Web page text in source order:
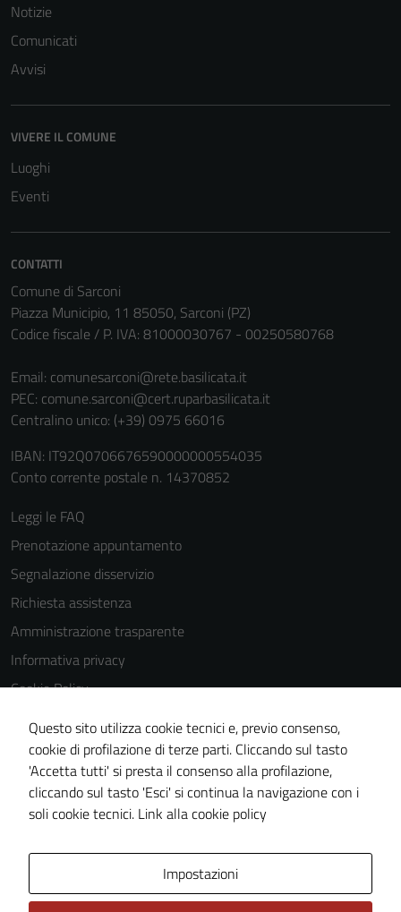
Notizie
Comunicati
Avvisi
VIVERE IL COMUNE
Luoghi
Eventi
CONTATTI
Comune di Sarconi
Piazza Municipio, 11 85050, Sarconi (PZ)
Codice fiscale / P. IVA: 81000030767 - 00250580768
Email: comunesarconi@rete.basilicata.it
PEC: comune.sarconi@cert.ruparbasilicata.it
Centralino unico: (+39) 0975 66016
IBAN: IT92Q0706676590000000554035
Conto corrente postale n. 14370852
Leggi le FAQ
Prenotazione appuntamento
Segnalazione disservizio
Richiesta assistenza
Amministrazione trasparente
Informativa privacy
Cookie Policy
Note legali
Dichiarazione di accessibilità
Piano di miglioramento del sito
Statistiche sito web
Questo sito utilizza cookie tecnici e, previo consenso,
cookie di profilazione di terze parti. Cliccando sul tasto
'Accetta tutti' si presta il consenso alla profilazione,
cliccando sul tasto 'Esci' si continua la navigazione con i
soli cookie tecnici. Link alla cookie policy
Impostazioni
possono
personali.